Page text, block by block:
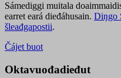
Sámediggi muitala
earret eará dieđáhusain. Diŋgo
šleađgapostii.
Čájet buot
Oktavuođadieđut